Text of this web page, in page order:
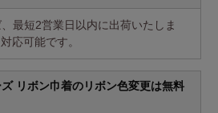
最短2営業日以内に出荷いたしま
応可能です。
リボン巾着のリボン色変更は無料